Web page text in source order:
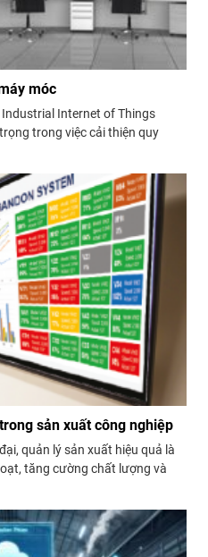
móc
Internet of Things
trong việc cải thiện quy
trong giám sát các chỉ số...
sản xuất công nghiệp
quản lý sản xuất hiệu quả là
tăng cường chất lượng và
đạt được...